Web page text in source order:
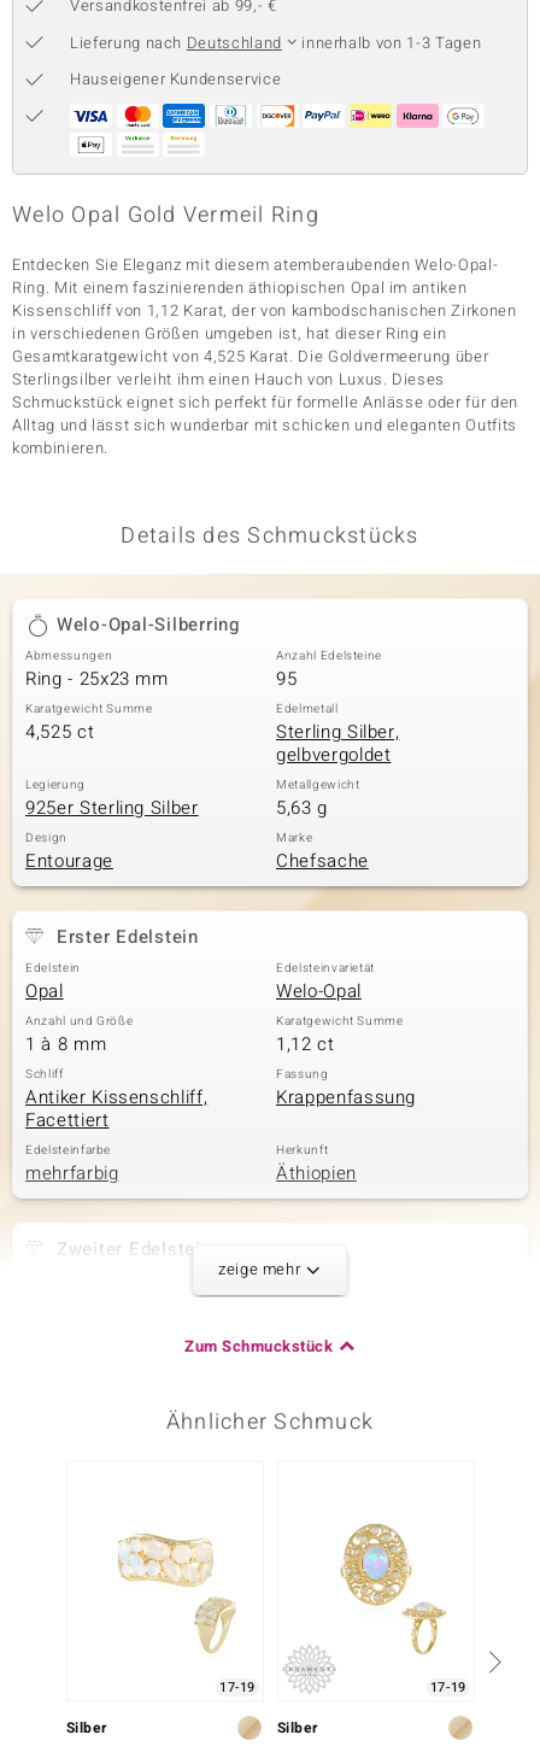
Classics
Versandkostenfrei ab 99,- €
Lieferung nach Deutschland
innerhalb von 1-3 Tagen
Hauseigener Kundenservice
Welo Opal Gold Vermeil Ring
Entdecken Sie Eleganz mit diesem atemberaubenden Welo-Opal-
Ring. Mit einem faszinierenden äthiopischen Opal im antiken
Kissenschliff von 1,12 Karat, der von kambodschanischen Zirkonen
in verschiedenen Größen umgeben ist, hat dieser Ring ein
Gesamtkaratgewicht von 4,525 Karat. Die Goldvermeerung über
Sterlingsilber verleiht ihm einen Hauch von Luxus. Dieses
Schmuckstück eignet sich perfekt für formelle Anlässe oder für den
Alltag und lässt sich wunderbar mit schicken und eleganten Outfits
kombinieren.
Details des Schmuckstücks
Welo-Opal-Silberring
Abmessungen
Ring - 25x23 mm
Anzahl Edelsteine
95
Karatgewicht Summe
4,525 ct
Edelmetall
Sterling Silber,
gelbvergoldet
Legierung
925er Sterling Silber
Metallgewicht
5,63 g
Design
Entourage
Marke
Chefsache
Erster Edelstein
Edelstein
Opal
Edelsteinvarietät
Welo-Opal
Anzahl und Größe
1 à 8 mm
Karatgewicht Summe
1,12 ct
Schliff
Antiker Kissenschliff,
Facettiert
Fassung
Krappenfassung
Edelsteinfarbe
mehrfarbig
Herkunft
Äthiopien
Zweiter Edelstein
72 à 2 mm
Rundschliff
Kambodscha
22 à 1,3 mm
Karatgewicht Summe
Rundschliff
Kambodscha
zeige mehr
Zum Schmuckstück
Ähnlicher Schmuck
17-19
Silber
17-19
Silber